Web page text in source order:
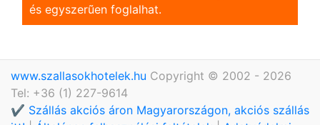
és egyszerũen foglalhat.
www.szallasokhotelek.hu Copyright © 2002 - 2026
Tel: +36 (1) 227-9614
✔️ Szállás akciós áron Magyarországon, akciós szállás